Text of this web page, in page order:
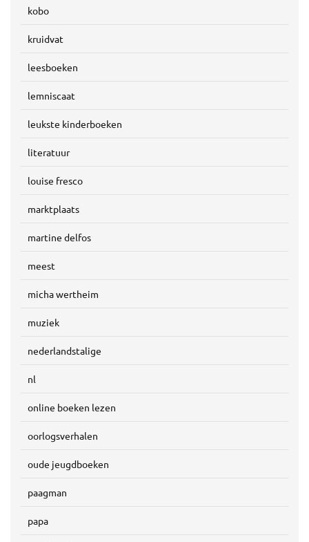
kobo
kruidvat
leesboeken
lemniscaat
leukste kinderboeken
literatuur
louise fresco
marktplaats
martine delfos
meest
micha wertheim
muziek
nederlandstalige
nl
online boeken lezen
oorlogsverhalen
oude jeugdboeken
paagman
papa